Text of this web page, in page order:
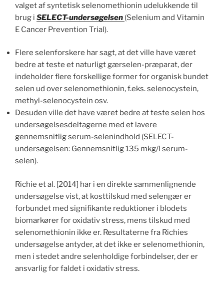
valget af syntetisk selenomethionin udelukkende til
brug i SELECT-undersøgelsen (Selenium and Vitamin
E Cancer Prevention Trial).
Flere selenforskere har sagt, at det ville have været
bedre at teste et naturligt gærselen-præparat, der
indeholder flere forskellige former for organisk bundet
selen ud over selenomethionin, f.eks. selenocystein,
methyl-selenocystein osv.
Desuden ville det have været bedre at teste selen hos
undersøgelsesdeltagerne med et lavere
gennemsnitlig serum-selenindhold (SELECT-
undersøgelsen: Gennemsnitlig 135 mkg/l serum-
selen).
Richie et al. [2014] har i en direkte sammenlignende
undersøgelse vist, at kosttilskud med selengær er
forbundet med signifikante reduktioner i blodets
biomarkører for oxidativ stress, mens tilskud med
selenomethionin ikke er. Resultaterne fra Richies
undersøgelse antyder, at det ikke er selenomethionin,
men i stedet andre selenholdige forbindelser, der er
ansvarlig for faldet i oxidativ stress.